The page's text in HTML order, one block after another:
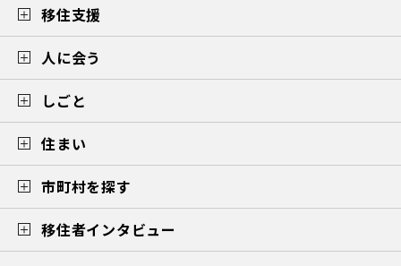
移住支援
人に会う
しごと
住まい
市町村を探す
移住者インタビュー